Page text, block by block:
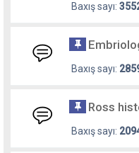
Baxış sayı:
Baxış sayı:
Ross
Baxış sayı: